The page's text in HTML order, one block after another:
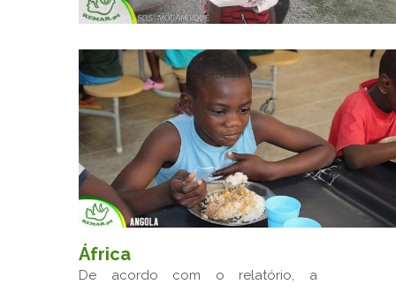
África
De acordo com o relatório, a